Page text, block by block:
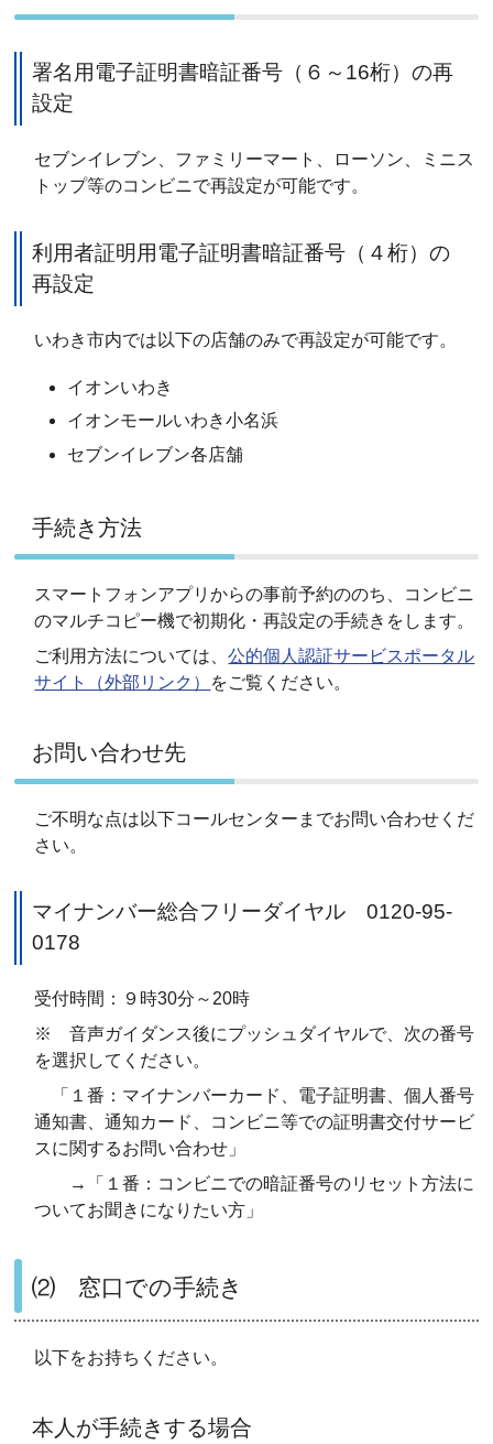
署名用電子証明書暗証番号（６～16桁）の再
設定
セブンイレブン、ファミリーマート、ローソン、ミニス
トップ等のコンビニで再設定が可能です。
利用者証明用電子証明書暗証番号（４桁）の
再設定
いわき市内では以下の店舗のみで再設定が可能です。
イオンいわき
イオンモールいわき小名浜
セブンイレブン各店舗
手続き方法
スマートフォンアプリからの事前予約ののち、コンビニ
のマルチコピー機で初期化・再設定の手続きをします。
ご利用方法については、公的個人認証サービスポータル
サイト（外部リンク） をご覧ください。
お問い合わせ先
ご不明な点は以下コールセンターまでお問い合わせくだ
さい。
マイナンバー総合フリーダイヤル 0120-95-
0178
受付時間：９時30分～20時
※ 音声ガイダンス後にプッシュダイヤルで、次の番号
を選択してください。
「１番：マイナンバーカード、電子証明書、個人番号
通知書、通知カード、コンビニ等での証明書交付サービ
スに関するお問い合わせ」
→「１番：コンビニでの暗証番号のリセット方法に
ついてお聞きになりたい方」
⑵ 窓口での手続き
以下をお持ちください。
本人が手続きする場合